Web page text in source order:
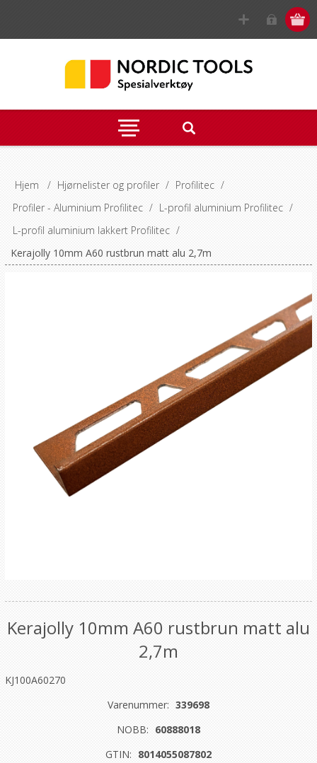
Hjem / Hjørnelister og profiler / Profilitec /
Profiler - Aluminium Profilitec / L-profil aluminium Profilitec /
L-profil aluminium lakkert Profilitec /
Kerajolly 10mm A60 rustbrun matt alu 2,7m
Kerajolly 10mm A60 rustbrun matt alu
2,7m
KJ100A60270
Varenummer: 339698
NOBB: 60888018
GTIN: 8014055087802